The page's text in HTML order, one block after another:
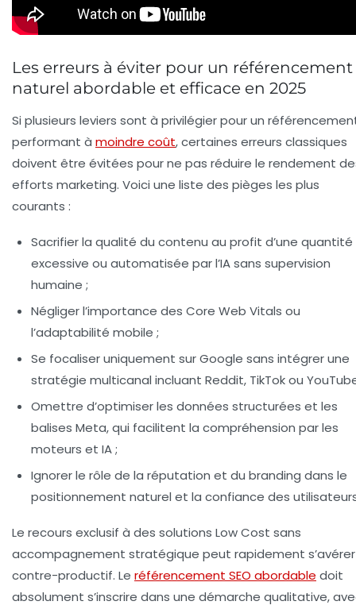
Les erreurs à éviter pour un référencement
naturel abordable et efficace en 2025
Si plusieurs leviers sont à privilégier pour un
performant à moindre coût, certaines erreurs classiques
doivent être évitées pour ne pas réduire le rendement
efforts marketing. Voici une liste des pièges les plus
courants :
Sacrifier la qualité du contenu au profit d’une quantité
excessive ou automatisée par l’IA sans supervision
humaine ;
Négliger l’importance des Core Web Vitals ou
l’adaptabilité mobile ;
Se focaliser uniquement sur Google sans intégrer une
stratégie multicanal incluant Reddit, TikTok ou
Omettre d’optimiser les données structurées et les
balises Meta, qui facilitent la compréhension par les
moteurs et IA ;
Ignorer le rôle de la réputation et du branding dans le
positionnement naturel et la confiance des
Le recours exclusif à des solutions Low Cost sans
accompagnement stratégique peut rapidement s’avérer
contre-productif. Le référencement SEO abordable doit
absolument s’inscrire dans une démarche qualitative,